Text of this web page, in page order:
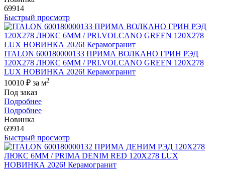
69914
Быстрый просмотр
ITALON 600180000133 ПРИМА ВОЛКАНО ГРИН РЭД
120X278 ЛЮКС 6ММ / PRI.VOLCANO GREEN 120X278
LUX НОВИНКА 2026! Керамогранит
10010 ₽ за м2
Под заказ
Подробнее
Подробнее
Новинка
69914
Быстрый просмотр